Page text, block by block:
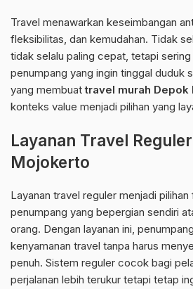
Travel menawarkan keseimbangan
fleksibilitas, dan kemudahan. Tidak
tidak selalu paling cepat, tetapi
penumpang yang ingin tinggal duduk
yang membuattravel murah Depok
konteks value menjadi pilihan yang
Layanan Travel
Mojokerto
Layanan travel reguler menjadi
penumpang yang bepergian sendiri
orang. Dengan layanan ini,
kenyamanan travel tanpa harus
penuh. Sistem reguler cocok bagi
perjalanan lebih terukur tetapi tetap